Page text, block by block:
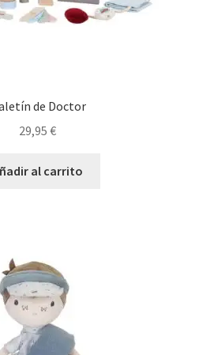
de Doctor
29,95 €
al carrito